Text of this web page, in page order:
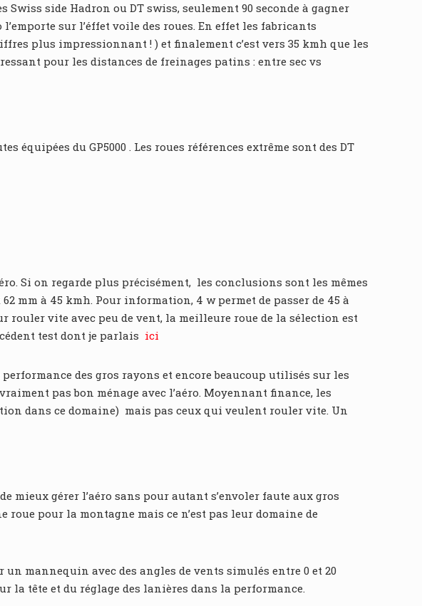
side Hadron ou DT swiss, seulement 90 seconde à gagner
sur l’éffet voile des roues. En effet les fabricants
plus impressionnant ! ) et finalement c’est vers 35 kmh que les
pour les distances de freinages patins : entre sec vs
équipées du GP5000 . Les roues références extrême sont des DT
Si on regarde plus précisément, les conclusions sont les mêmes
mm à 45 kmh. Pour information, 4 w permet de passer de 45 à
rouler vite avec peu de vent, la meilleure roue de la sélection est
test dont je parlais ici
des gros rayons et encore beaucoup utilisés sur les
pas bon ménage avec l’aéro. Moyennant finance, les
dans ce domaine) mais pas ceux qui veulent rouler vite. Un
mieux gérer l’aéro sans pour autant s’envoler faute aux gros
roue pour la montagne mais ce n’est pas leur domaine de
mannequin avec des angles de vents simulés entre 0 et 20
la tête et du réglage des lanières dans la performance.